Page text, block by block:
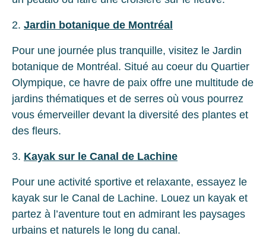
2. Jardin botanique de Montréal
Pour une journée plus tranquille, visitez le Jardin
botanique de Montréal. Situé au coeur du Quartier
Olympique, ce havre de paix offre une multitude de
jardins thématiques et de serres où vous pourrez
vous émerveiller devant la diversité des plantes et
des fleurs.
3. Kayak sur le Canal de Lachine
Pour une activité sportive et relaxante, essayez le
kayak sur le Canal de Lachine. Louez un kayak et
partez à l’aventure tout en admirant les paysages
urbains et naturels le long du canal.